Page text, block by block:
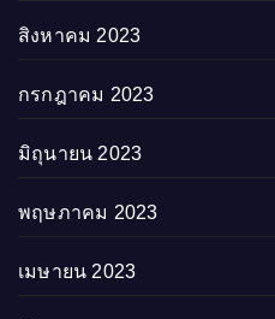
สิงหาคม 2023
กรกฎาคม 2023
มิถุนายน 2023
พฤษภาคม 2023
เมษายน 2023